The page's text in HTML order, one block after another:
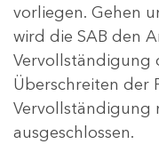
vorliegen. Gehen
wird die SAB den
Vervollständigung
Überschreiten der
Vervollständigung
ausgeschlossen.